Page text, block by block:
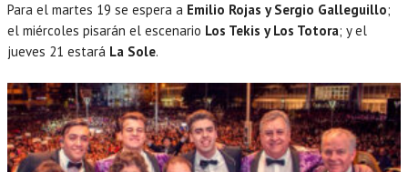
Para el martes 19 se espera a Emilio Rojas y Sergio Galleguillo;
el miércoles pisarán el escenario Los Tekis y Los Totora; y el
jueves 21 estará La Sole.